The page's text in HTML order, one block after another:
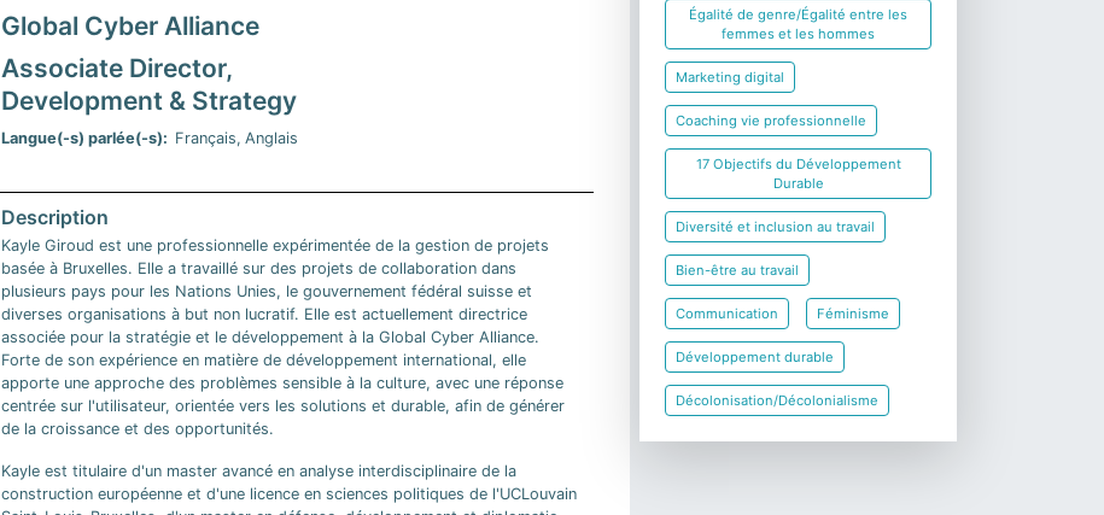
Global Cyber Alliance
Associate Director,
Development & Strategy
Langue(-s) parlée(-s) Français Anglais
Kayle Giroud est une professionnelle expérimentée de la gestion de projets
basée à Bruxelles. Elle a travaillé sur des projets de collaboration dans
plusieurs pays pour les Nations Unies, le gouvernement fédéral suisse et
diverses organisations à but non lucratif. Elle est actuellement directrice
associée pour la stratégie et le développement à la Global Cyber Alliance.
Forte de son expérience en matière de développement international, elle
apporte une approche des problèmes sensible à la culture, avec une réponse
centrée sur l'utilisateur, orientée vers les solutions et durable, afin de générer
de la croissance et des opportunités.
Kayle est titulaire d'un master avancé en analyse interdisciplinaire de la
construction européenne et d'une licence en sciences politiques de l'UCLouvain
Égalité de genre/Égalité entre les
femmes et les hommes
Marketing digital
Coaching vie professionnelle
17 Objectifs du Développement
Durable
Diversité et inclusion au travail
Bien-être au travail
Communication Féminisme
Développement durable
Décolonisation/Décolonialisme